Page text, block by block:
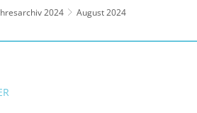
2024
August 2024